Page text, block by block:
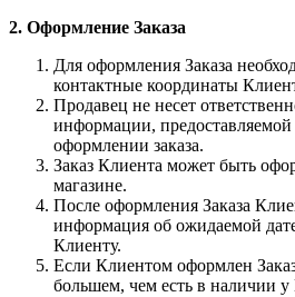
2. Оформление Заказа
Для оформления Заказа
контактные координаты
Продавец не несет
информации,
оформлении заказа.
Заказ Клиента может быть
магазине.
После оформления Заказа
информация об ожидаемой
Клиенту.
Если Клиентом оформлен
большем, чем есть в наличии